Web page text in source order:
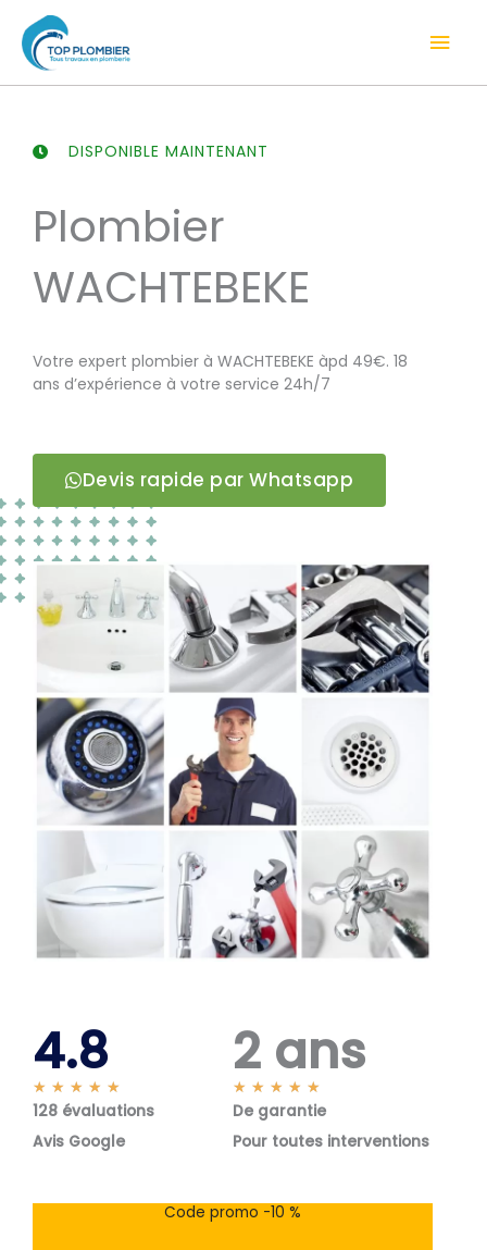
contenu
DISPONIBLE MAINTENANT
Plombier
WACHTEBEKE
Votre expert plombier à WACHTEBEKE àpd 49€. 18
ans d’expérience à votre service 24h/7
Devis rapide par Whatsapp
4.8
★ ★ ★ ★ ★
o
s
128 évaluations
Avis Google
2 ans
★ ★ ★ ★ ★
o
s
De garantie
Pour toutes interventions
Code promo -10 %